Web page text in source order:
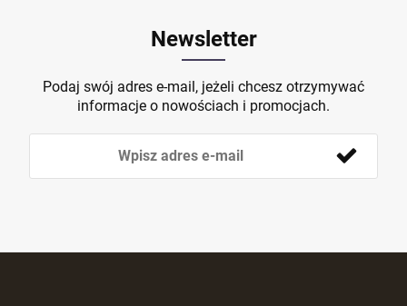
Newsletter
Podaj swój adres e-mail, jeżeli chcesz otrzymywać
informacje o nowościach i promocjach.